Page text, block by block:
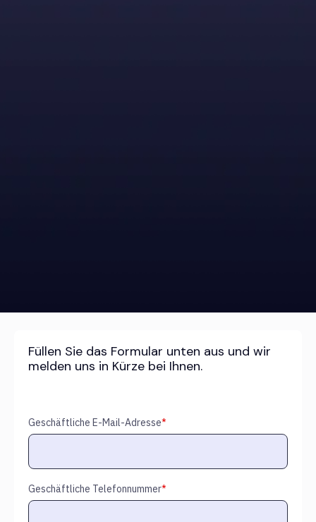
Füllen Sie das Formular unten aus und wir
melden uns in Kürze bei Ihnen.
Geschäftliche E-Mail-Adresse*
Geschäftliche Telefonnummer*